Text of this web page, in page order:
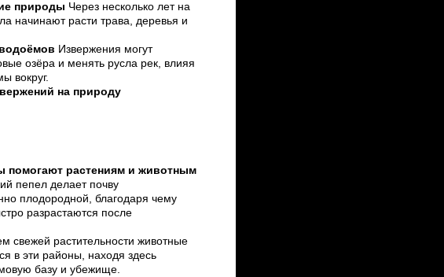
природы Через несколько лет на
начинают расти трава, деревья и
Извержения могут
озёра и менять русла рек, влияя
вокруг.
на природу
помогают растениям и животным
пепел делает почву
плодородной, благодаря чему
разрастаются после
свежей растительности животные
в эти районы, находя здесь
базу и убежище.